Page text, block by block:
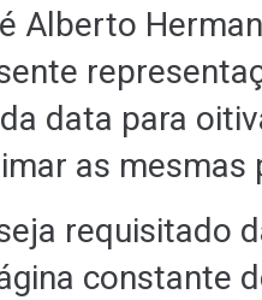
Alberto
data para
as mesmas
requisitado
constante